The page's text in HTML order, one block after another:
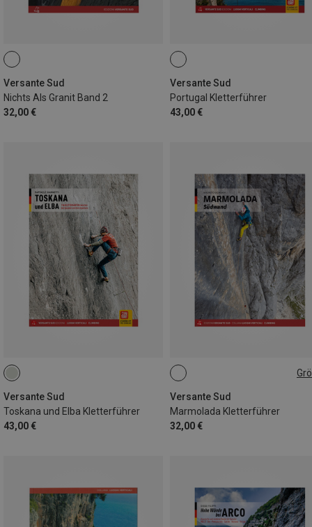
Versante Sud
Nichts Als Granit Band 2
32,00 €
Versante Sud
Portugal Kletterführer
43,00 €
Versante Sud
Toskana und Elba Kletterführer
43,00 €
Versante Sud
Marmolada Kletterführer
32,00 €
DEUTSCH